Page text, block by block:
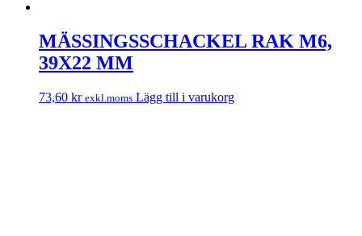
MÄSSINGSSCHACKEL RAK M6,
39X22 MM
73,60 kr exkl.moms Lägg till i varukorg